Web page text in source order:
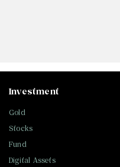
Investment
Gold
Stocks
Fund
Digital Assets